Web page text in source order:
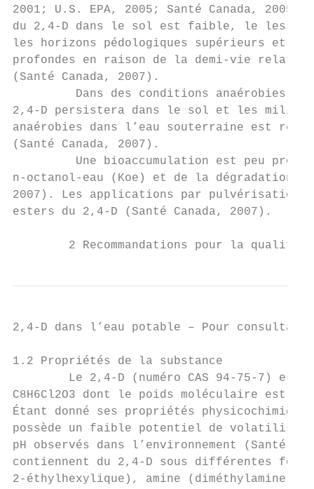
2001; U.S. EPA, 2005; Santé Canada,
du 2,4-D dans le sol est faible, le
les horizons pédologiques supérieurs et
profondes en raison de la demi-vie
(Santé Canada, 2007).
Dans des conditions anaérobies,
2,4-D persistera dans le sol et les milieux
anaérobies dans l’eau souterraine est
(Santé Canada, 2007).
Une bioaccumulation est peu
n-octanol-eau (Koe) et de la dégradation
2007). Les applications par
esters du 2,4-D (Santé Canada, 2007).
2 Recommandations pour la qualité
2,4-D dans l’eau potable – Pour
1.2 Propriétés de la substance
Le 2,4-D (numéro CAS 94-75-7) est
C8H6Cl2O3 dont le poids moléculaire est
Étant donné ses propriétés
possède un faible potentiel de
pH observés dans l’environnement (Santé
contiennent du 2,4-D sous différentes
2-éthylhexylique), amine (diméthylamine